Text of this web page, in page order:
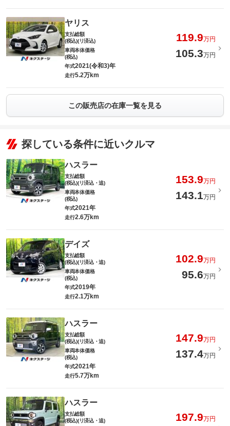
ヤリス
支払総額
(税込)(リ済込)
119.9万円
車両本体価格
(税込)
105.3万円
年式2021(令和3)年
走行5.2万km
この販売店の在庫一覧を見る
探している条件に近いクルマ
ハスラー
支払総額
(税込)(リ済込・追)
153.9万円
車両本体価格
(税込)
143.1万円
年式2021年
走行2.6万km
デイズ
支払総額
(税込)(リ済込・追)
102.9万円
車両本体価格
(税込)
95.6万円
年式2019年
走行2.1万km
ハスラー
支払総額
(税込)(リ済込・追)
147.9万円
車両本体価格
(税込)
137.4万円
年式2021年
走行5.7万km
ハスラー
支払総額
(税込)(リ済込・追)
197.9万円